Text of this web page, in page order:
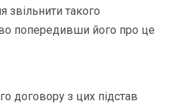
звільнити такого
попередивши його про це
договору з цих підстав